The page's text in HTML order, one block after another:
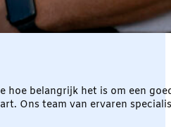
hoe belangrijk het is om een
Ons team van ervaren